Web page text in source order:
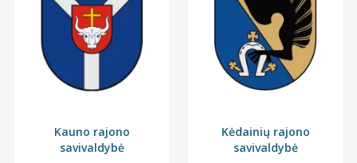
Kauno rajono
savivaldybė
Kėdainių rajono
savivaldybė